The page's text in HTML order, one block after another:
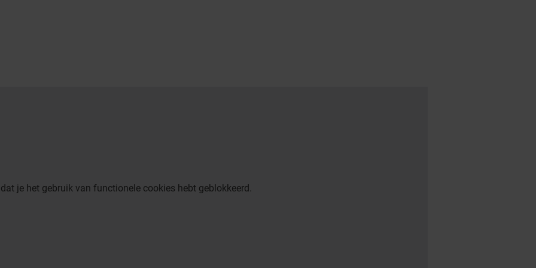
je het gebruik van functionele cookies hebt geblokkeerd.